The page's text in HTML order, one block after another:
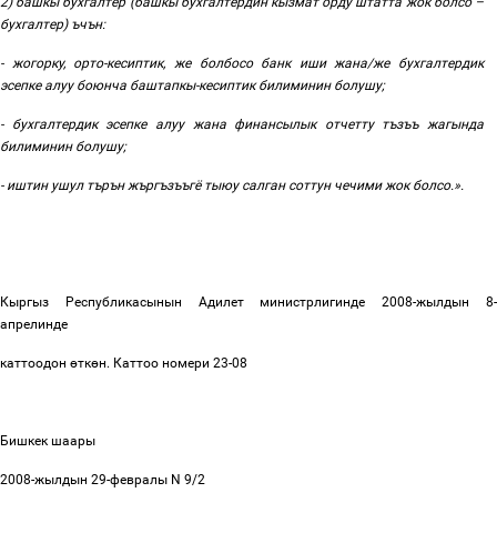
бухгалтер) ъчън:
- жогорку, орто-кесиптик, же болбосо банк иши жана/же бухгалтердик
эсепке алуу боюнча баштапкы-кесиптик билиминин болушу;
- бухгалтердик эсепке алуу жана финансылык отчетту тъзъъ жагында
билиминин болушу;
- иштин ушул търън жъргъзъъгё тыюу салган соттун чечими жок болсо.».
Кыргыз Республикасынын Адилет министрлигинде 2008-жылдын 8-
апрелинде
каттоодон өткөн. Каттоо номери 23-08
Бишкек шаары
2008-жылдын 29-февралы N 9/2